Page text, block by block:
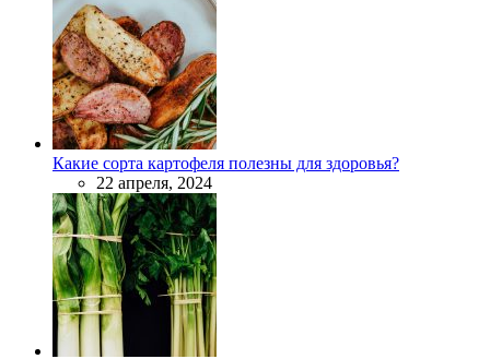
Какие сорта картофеля полезны для здоровья?
22 апреля, 2024